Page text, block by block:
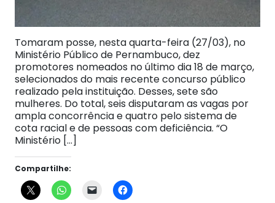
Tomaram posse, nesta quarta-feira (27/03), no
Ministério Público de Pernambuco, dez
promotores nomeados no último dia 18 de março,
selecionados do mais recente concurso público
realizado pela instituição. Desses, sete são
mulheres. Do total, seis disputaram as vagas por
ampla concorrência e quatro pelo sistema de
cota racial e de pessoas com deficiência. “O
Ministério […]
Compartilhe: